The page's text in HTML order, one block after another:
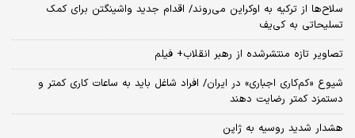
سلاح‌ها از ترکیه به اوکراین می‌روند/ اقدام جدید واشینگتن برای کمک
تسلیحاتی به کی‌یف
تصاویر تازه منتشرشده از رهبر انقلاب+ فیلم
شیوع «کم‌کاری اجباری» در ایران/ افراد شاغل باید به ساعات کاری کمتر و
دستمزد کمتر رضایت دهند
هشدار شدید روسیه به ژاپن